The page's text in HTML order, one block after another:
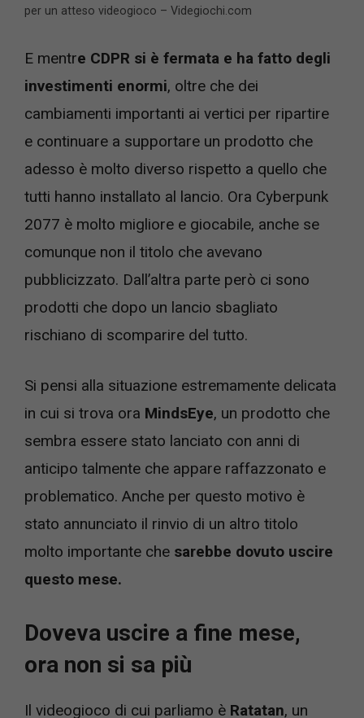
per un atteso videogioco – Videgiochi.com
E mentre CDPR si è fermata e ha fatto degli
investimenti enormi, oltre che dei
cambiamenti importanti ai vertici per ripartire
e continuare a supportare un prodotto che
adesso è molto diverso rispetto a quello che
tutti hanno installato al lancio. Ora Cyberpunk
2077 è molto migliore e giocabile, anche se
comunque non il titolo che avevano
pubblicizzato. Dall’altra parte però ci sono
prodotti che dopo un lancio sbagliato
rischiano di scomparire del tutto.
Si pensi alla situazione estremamente delicata
in cui si trova ora MindsEye, un prodotto che
sembra essere stato lanciato con anni di
anticipo talmente che appare raffazzonato e
problematico. Anche per questo motivo è
stato annunciato il rinvio di un altro titolo
molto importante che sarebbe dovuto uscire
questo mese.
Doveva uscire a fine mese,
ora non si sa più
Il videogioco di cui parliamo è Ratatan, un